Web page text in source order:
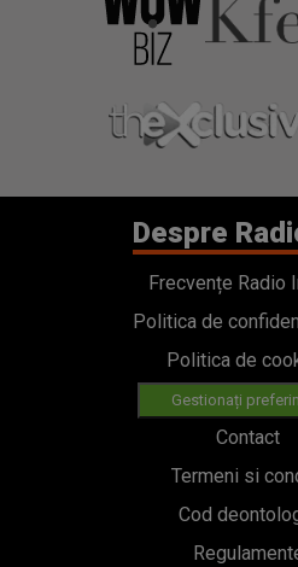
Despre
Frecvențe Radio
Politica de
Politica de
Gestionați
Contact
Termeni si
Cod